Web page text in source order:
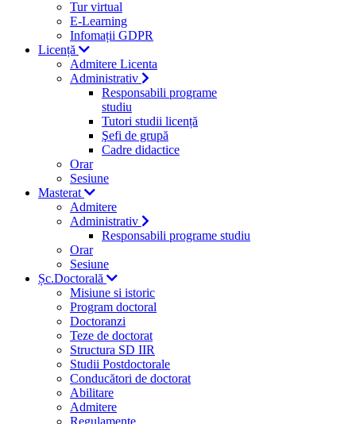
Tur virtual
E-Learning
Infomații GDPR
Licență
Admitere Licenta
Administrativ
Responsabili programe
studiu
Tutori studii licență
Şefi de grupă
Cadre didactice
Orar
Sesiune
Masterat
Admitere
Administrativ
Responsabili programe studiu
Orar
Sesiune
Șc.Doctorală
Misiune si istoric
Program doctoral
Doctoranzi
Teze de doctorat
Structura SD IIR
Studii Postdoctorale
Conducători de doctorat
Abilitare
Admitere
Regulamente